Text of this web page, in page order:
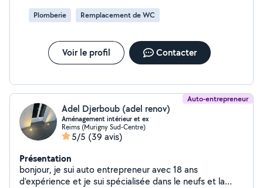
Plomberie Remplacement de WC
Voir le profil Contacter
Auto-entrepreneur
Adel Djerboub (adel renov)
Aménagement intérieur et ex
Reims (Murigny Sud-Centre)
5/5 (39 avis)
Présentation
bonjour, je sui auto entrepreneur avec 18 ans
d'expérience et je sui spécialisée dans le neufs et la